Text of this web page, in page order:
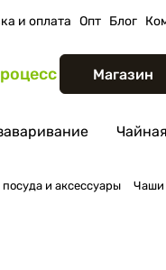
и оплата Опт Блог
Магазин
и аксессуары Чаши